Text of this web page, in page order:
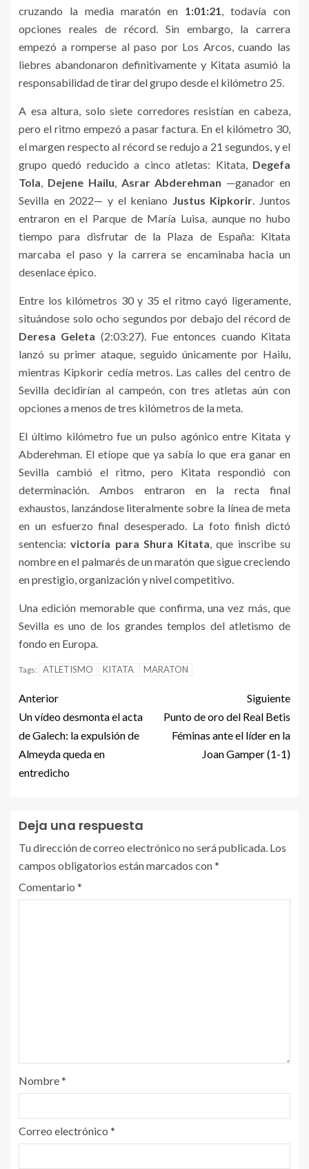
cruzando la media maratón en 1:01:21, todavía con
opciones reales de récord. Sin embargo, la carrera
empezó a romperse al paso por Los Arcos, cuando las
liebres abandonaron definitivamente y Kitata asumió la
responsabilidad de tirar del grupo desde el kilómetro 25.
A esa altura, solo siete corredores resistían en cabeza,
pero el ritmo empezó a pasar factura. En el kilómetro 30,
el margen respecto al récord se redujo a 21 segundos, y el
grupo quedó reducido a cinco atletas: Kitata, Degefa
Tola, Dejene Hailu, Asrar Abderehman —ganador en
Sevilla en 2022— y el keniano Justus Kipkorir. Juntos
entraron en el Parque de María Luisa, aunque no hubo
tiempo para disfrutar de la Plaza de España: Kitata
marcaba el paso y la carrera se encaminaba hacia un
desenlace épico.
Entre los kilómetros 30 y 35 el ritmo cayó ligeramente,
situándose solo ocho segundos por debajo del récord de
Deresa Geleta (2:03:27). Fue entonces cuando Kitata
lanzó su primer ataque, seguido únicamente por Hailu,
mientras Kipkorir cedía metros. Las calles del centro de
Sevilla decidirían al campeón, con tres atletas aún con
opciones a menos de tres kilómetros de la meta.
El último kilómetro fue un pulso agónico entre Kitata y
Abderehman. El etíope que ya sabía lo que era ganar en
Sevilla cambió el ritmo, pero Kitata respondió con
determinación. Ambos entraron en la recta final
exhaustos, lanzándose literalmente sobre la línea de meta
en un esfuerzo final desesperado. La foto finish dictó
sentencia:victoria para Shura Kitata, que inscribe su
nombre en el palmarés de un maratón que sigue creciendo
en prestigio, organización y nivel competitivo.
Una edición memorable que confirma, una vez más, que
Sevilla es uno de los grandes templos del atletismo de
fondo en Europa.
Tags: ATLETISMO KITATA MARATON
Anterior
Un vídeo desmonta el acta
de Galech: la expulsión de
Almeyda queda en
entredicho
Siguiente
Punto de oro del Real Betis
Féminas ante el líder en la
Joan Gamper (1-1)
Deja una respuesta
Tu dirección de correo electrónico no será publicada. Los
campos obligatorios están marcados con*
Comentario *
Nombre*
Correo electrónico *